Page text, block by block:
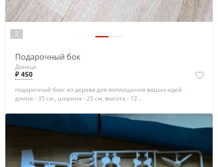
2
Подарочный бок
Донецк
₽ 450
подарочный бокс из дерева для воплощения ваших идей .
длина - 35 см., ширина - 25 см, высота - 12...